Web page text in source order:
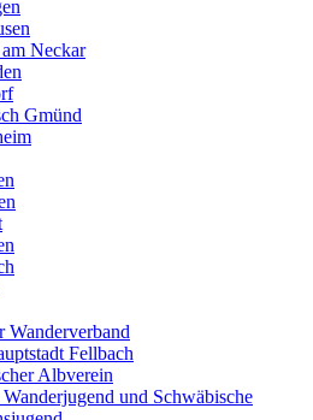
Neckar
Gmünd
Wanderverband
Fellbach
Albverein
und Schwäbische